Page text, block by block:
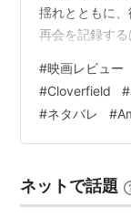
揺れとともに
再会を記録す
ド・フッテー
作『クローバ
どまでに多く
力と謎に包ま
#映画レビュー
#Cloverfield #
#ネタバレ #
ネットで話題